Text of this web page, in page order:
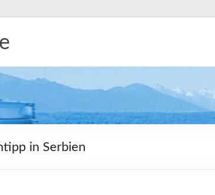
in Serbien